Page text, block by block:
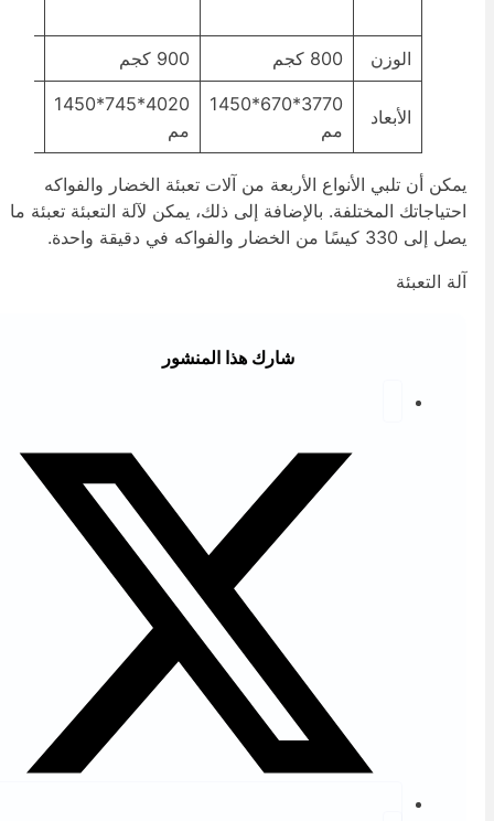
الوزن 800 كجم 900 كجم
الأبعاد
3770*670*1450
مم
4020*745*1450
يمكن أن تلبي الأنواع الأربعة من آلات تعبئة الخضار والفواكه
احتياجاتك المختلفة. بالإضافة إلى ذلك، يمكن لآلة التعبئة تعبئة ما
يصل إلى 330 كيسًا من الخضار والفواكه في دقيقة واحدة.
آلة التعبئة
شارك هذا المنشور